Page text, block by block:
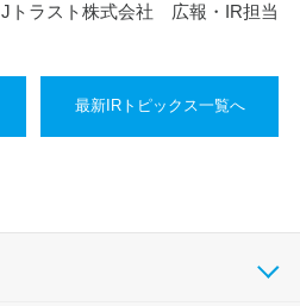
Jトラスト株式会社 広報・IR担当
最新IRトピックス一覧へ